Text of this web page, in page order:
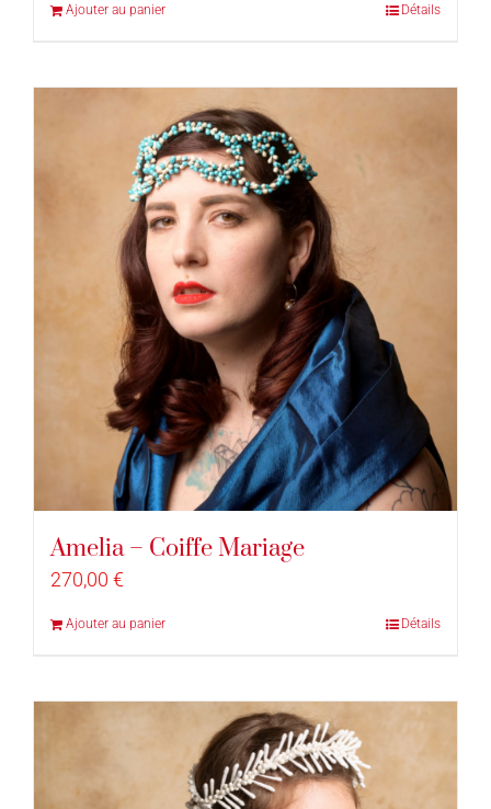
Ajouter au panier Détails
Amelia – Coiffe Mariage
270,00 €
Ajouter au panier Détails